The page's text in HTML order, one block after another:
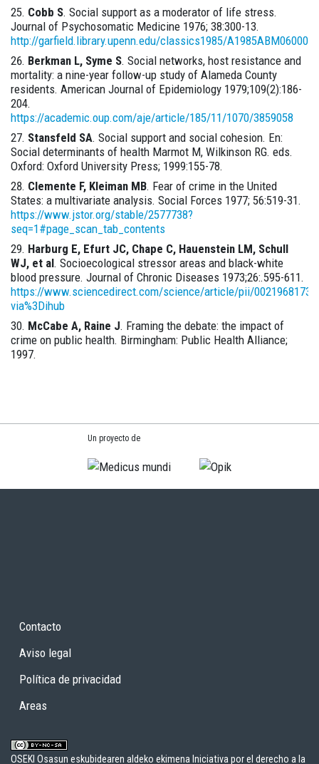
Cobb S. Social support as a moderator of life stress.
Journal of Psychosomatic Medicine 1976; 38:300-13.
http://garfield.library.upenn.edu/classics1985/
Berkman L, Syme S. Social networks, host resistance and
mortality: a nine-year follow-up study of Alameda County
residents. American Journal of Epidemiology 1979;109(2):186-
204.
https://academic.oup.com/aje/article/185/11/1070/3859058
Stansfeld SA. Social support and social cohesion. En:
Social determinants of health Marmot M, Wilkinson RG. eds.
Oxford: Oxford University Press; 1999:155-78.
Clemente F, Kleiman MB. Fear of crime in the United
States: a multivariate analysis. Social Forces 1977; 56:519-31.
https://www.jstor.org/stable/2577738?
seq=1#page_scan_tab_contents
Harburg E, Efurt JC, Chape C, Hauenstein LM, Schull
WJ, et al. Socioecological stressor areas and black-white
blood pressure. Journal of Chronic Diseases 1973;26:.595-611.
https://www.sciencedirect.com/science/article/pii/
via%3Dihub
McCabe A, Raine J. Framing the debate: the impact of
crime on public health. Birmingham: Public Health Alliance;
1997.
Un proyecto de
Contacto
Aviso legal
Política de privacidad
Areas
OSEKI Osasun eskubidearen aldeko ekimena Iniciativa por el derecho a la